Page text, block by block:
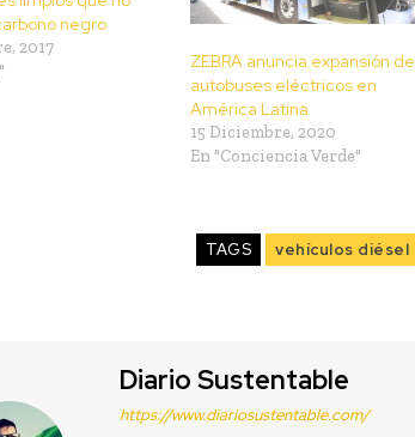
negro
2017
ZEBRA anuncia expansión de
autobuses eléctricos en
América Latina
15 Diciembre, 2020
En "Conciencia Verde"
TAGS vehículos diésel
Diario Sustentable
https://www.diariosustentable.com/